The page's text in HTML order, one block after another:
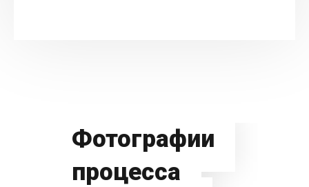
Фотографии
процесса